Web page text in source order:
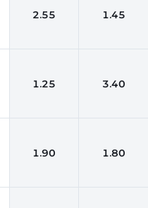
2.55 1.45
1.25 3.40
1.90 1.80